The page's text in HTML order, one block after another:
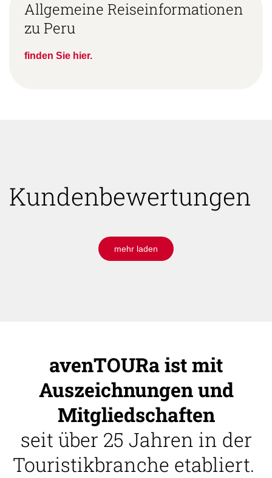
Allgemeine Reiseinformationen
zu Peru
finden Sie hier.
Kundenbewertungen
mehr laden
avenTOURa ist mit
Auszeichnungen und
Mitgliedschaften
seit über 25 Jahren in der
Touristikbranche etabliert.